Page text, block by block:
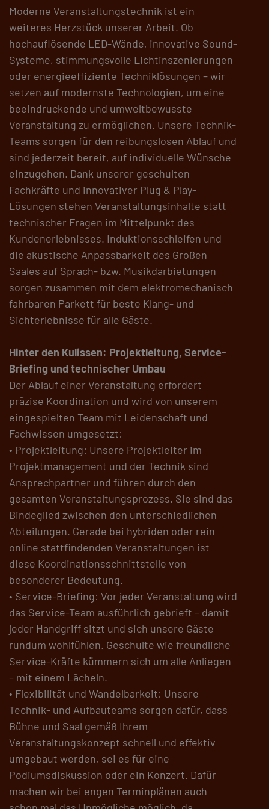
Moderne Veranstaltungstechnik ist ein
weiteres Herzstück unserer Arbeit. Ob
hochauflösende LED-Wände, innovative Sound-
Systeme, stimmungsvolle Lichtinszenierungen
oder energieeffiziente Techniklösungen – wir
setzen auf modernste Technologien, um eine
beeindruckende und umweltbewusste
Veranstaltung zu ermöglichen. Unsere Technik-
Teams sorgen für den reibungslosen Ablauf und
sind jederzeit bereit, auf individuelle Wünsche
einzugehen. Dank unserer geschulten
Fachkräfte und innovativer Plug & Play-
Lösungen stehen Veranstaltungsinhalte statt
technischer Fragen im Mittelpunkt des
Kundenerlebnisses. Induktionsschleifen und
die akustische Anpassbarkeit des Großen
Saales auf Sprach- bzw. Musikdarbietungen
sorgen zusammen mit dem elektromechanisch
fahrbaren Parkett für beste Klang- und
Sichterlebnisse für alle Gäste.
Hinter den Kulissen: Projektleitung, Service-
Briefing und technischer Umbau
Der Ablauf einer Veranstaltung erfordert
präzise Koordination und wird von unserem
eingespielten Team mit Leidenschaft und
Fachwissen umgesetzt:
• Projektleitung: Unsere Projektleiter im
Projektmanagement und der Technik sind
Ansprechpartner und führen durch den
gesamten Veranstaltungsprozess. Sie sind das
Bindeglied zwischen den unterschiedlichen
Abteilungen. Gerade bei hybriden oder rein
online stattfindenden Veranstaltungen ist
diese Koordinationsschnittstelle von
besonderer Bedeutung.
• Service-Briefing: Vor jeder Veranstaltung wird
das Service-Team ausführlich gebrieft – damit
jeder Handgriff sitzt und sich unsere Gäste
rundum wohlfühlen. Geschulte wie freundliche
Service-Kräfte kümmern sich um alle Anliegen
– mit einem Lächeln.
• Flexibilität und Wandelbarkeit: Unsere
Technik- und Aufbauteams sorgen dafür, dass
Bühne und Saal gemäß Ihrem
Veranstaltungskonzept schnell und effektiv
umgebaut werden, sei es für eine
Podiumsdiskussion oder ein Konzert. Dafür
machen wir bei engen Terminplänen auch